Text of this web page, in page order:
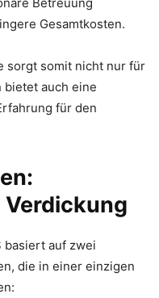
Gesamtkosten.
sorgt somit nicht nur für
auch eine
für den
basiert auf zwei
die in einer einzigen